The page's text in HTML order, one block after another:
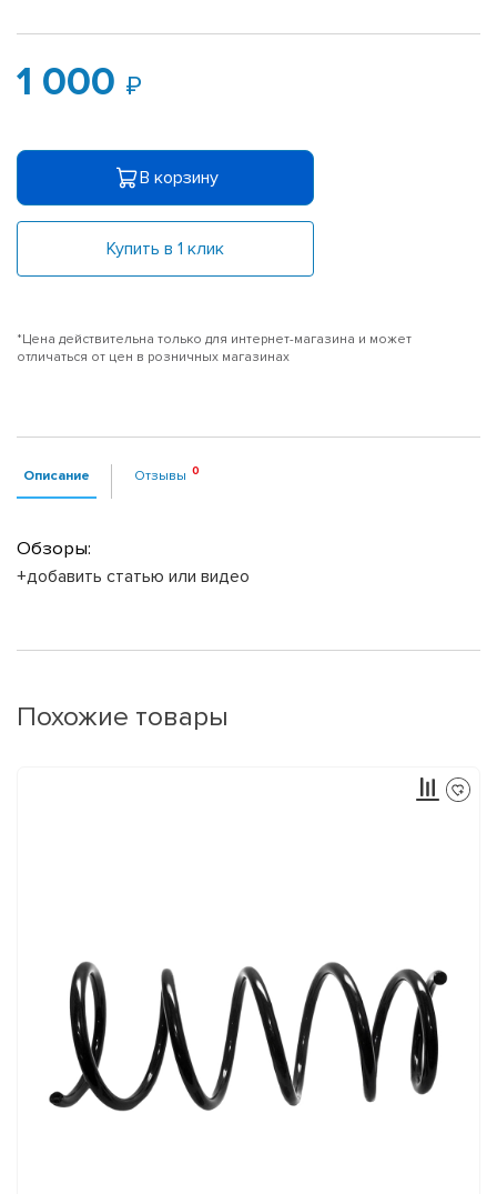
1 000
В корзину
Купить в 1 клик
*Цена действительна только для интернет-магазина и может
отличаться от цен в розничных магазинах
Описание Отзывы
Обзоры:
+добавить статью или видео
Похожие товары